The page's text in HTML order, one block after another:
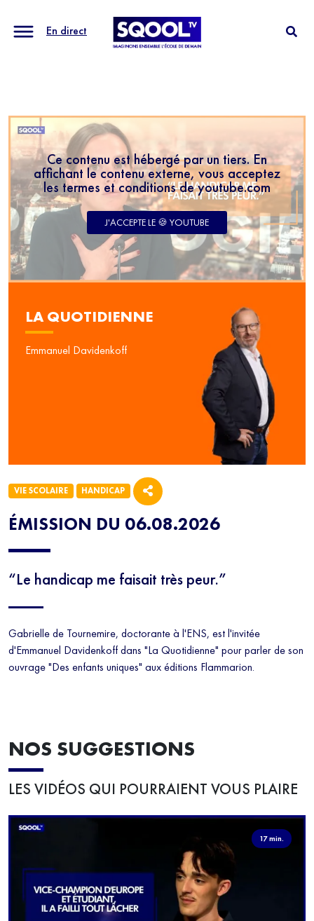
En direct
Ce contenu est hébergé par un tiers. En
affichant le contenu externe, vous acceptez
les termes et conditions de youtube.com
J'ACCEPTE LE 🍪 YOUTUBE
ÉMISSION DU 06.08.2026
“Le handicap me faisait très peur.”
Gabrielle de Tournemire, doctorante à l'ENS, est l'invitée
d'Emmanuel Davidenkoff dans "La Quotidienne" pour parler de son
ouvrage "Des enfants uniques" aux éditions Flammarion.
VIE SCOLAIRE HANDICAP
LA QUOTIDIENNE
Emmanuel Davidenkoff
NOS SUGGESTIONS
LES VIDÉOS QUI POURRAIENT VOUS PLAIRE
17 min.